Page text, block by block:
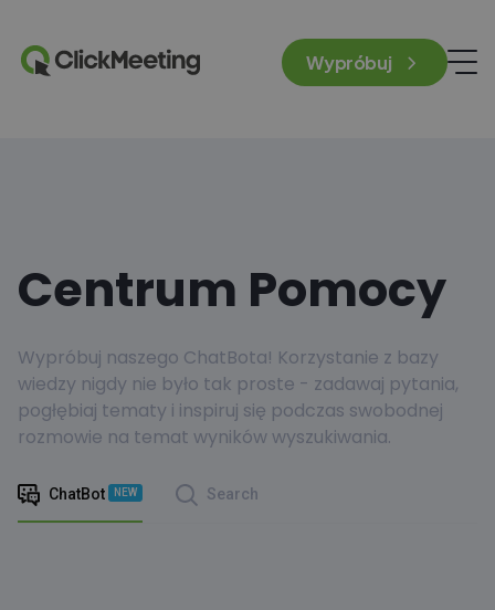
Wypróbuj
Centrum Pomocy
Wypróbuj naszego ChatBota! Korzystanie z bazy
wiedzy nigdy nie było tak proste - zadawaj pytania,
pogłębiaj tematy i inspiruj się podczas swobodnej
rozmowie na temat wyników wyszukiwania.
ChatBot NEW Search